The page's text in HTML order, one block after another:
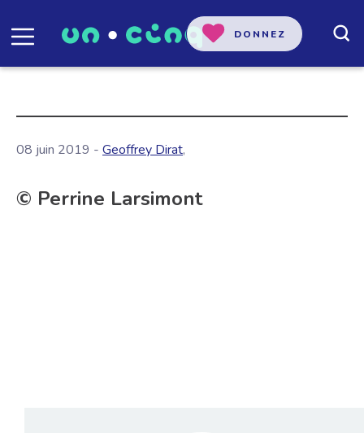
DONNEZ
08 juin 2019 - Geoffrey Dirat,
© Perrine Larsimont